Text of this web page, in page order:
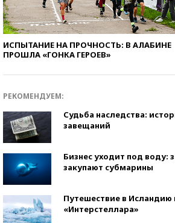
ИСПЫТАНИЕ НА ПРОЧНОСТЬ: В АЛАБИНЕ
ПРОШЛА «ГОНКА ГЕРОЕВ»
РЕКОМЕНДУЕМ:
Судьба наследства:
завещаний
Бизнес уходит под воду:
закупают субмарины
Путешествие в Исландию
«Интерстеллара»